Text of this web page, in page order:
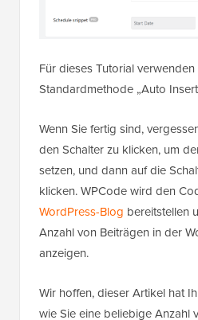
Für dieses Tutorial
Standardmethode „Auto
Wenn Sie fertig sind,
den Schalter zu klicken, um
setzen, und dann auf die
klicken. WPCode wird den
WordPress-Blog bereitstellen
Anzahl von Beiträgen in der
anzeigen.
Wir hoffen, dieser Artikel hat
wie Sie eine beliebige Anzahl